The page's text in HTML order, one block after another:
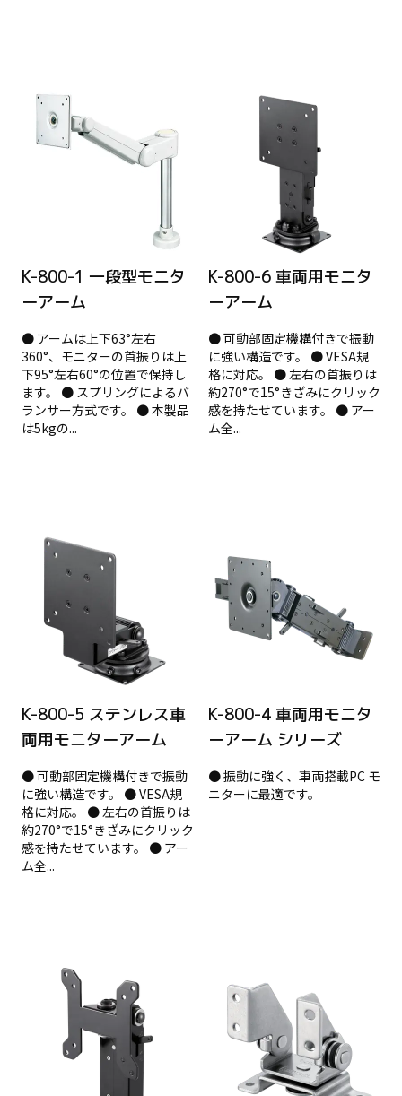
K-800-1 一段型モニタ
ーアーム
● アームは上下63°左右
360°、モニターの首振りは上
下95°左右60°の位置で保持し
ます。 ● スプリングによるバ
ランサー方式です。 ● 本製品
は5kgの...
K-800-6 車両用モニタ
ーアーム
● 可動部固定機構付きで振動
に強い構造です。 ● VESA規
格に対応。 ● 左右の首振りは
約270°で15°きざみにクリック
感を持たせています。 ● アー
ム全...
K-800-5 ステンレス車
両用モニターアーム
● 可動部固定機構付きで振動
に強い構造です。 ● VESA規
格に対応。 ● 左右の首振りは
約270°で15°きざみにクリック
感を持たせています。 ● アー
ム全...
K-800-4 車両用モニタ
ーアーム シリーズ
● 振動に強く、車両搭載PC モ
ニターに最適です。